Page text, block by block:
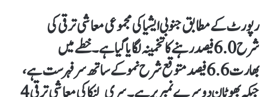
رپورٹ کے مطابق جنوبی ایشیا کی مجموعی معاشی ترقی کی
شرح 6.0 فیصد رہنے کا تخمینہ لگایا گیا ہے۔ خطے میں
بھارت 6.6 فیصد متوقع شرح نمو کے ساتھ سرفہرست ہے،